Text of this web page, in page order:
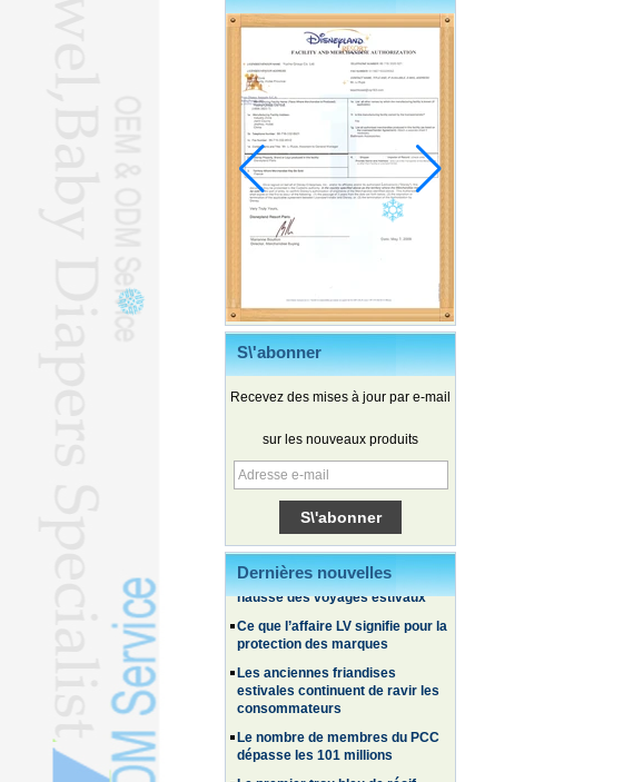
S\'abonner
Recevez des mises à jour par e-mail
sur les nouveaux produits
Dernières nouvelles
Les véhicules électriques chinois
Les voyages familiaux et
expérientiels alimentent la
hausse des voyages estivaux
Ce que l’affaire LV signifie pour la
protection des marques
Les anciennes friandises
estivales continuent de ravir les
consommateurs
dépasse les 101 millions
Le premier trou bleu de récif